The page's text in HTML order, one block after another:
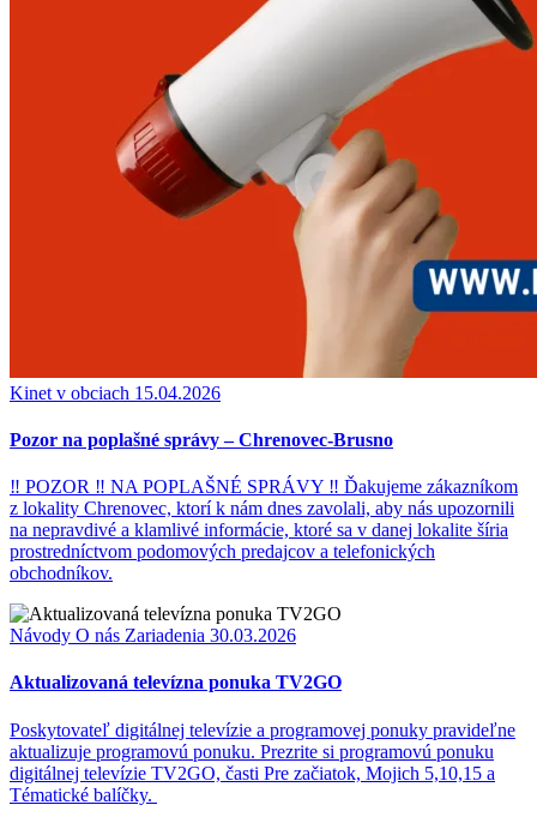
Kinet v obciach 15.04.2026
Pozor na poplašné správy – Chrenovec-Brusno
‼ POZOR ‼ NA POPLAŠNÉ SPRÁVY ‼ Ďakujeme zákazníkom
z lokality Chrenovec, ktorí k nám dnes zavolali, aby nás upozornili
na nepravdivé a klamlivé informácie, ktoré sa v danej lokalite šíria
prostredníctvom podomových predajcov a telefonických
obchodníkov.
Návody O nás Zariadenia 30.03.2026
Aktualizovaná televízna ponuka TV2GO
Poskytovateľ digitálnej televízie a programovej ponuky pravideľne
aktualizuje programovú ponuku. Prezrite si programovú ponuku
digitálnej televízie TV2GO, časti Pre začiatok, Mojich 5,10,15 a
Tématické balíčky.